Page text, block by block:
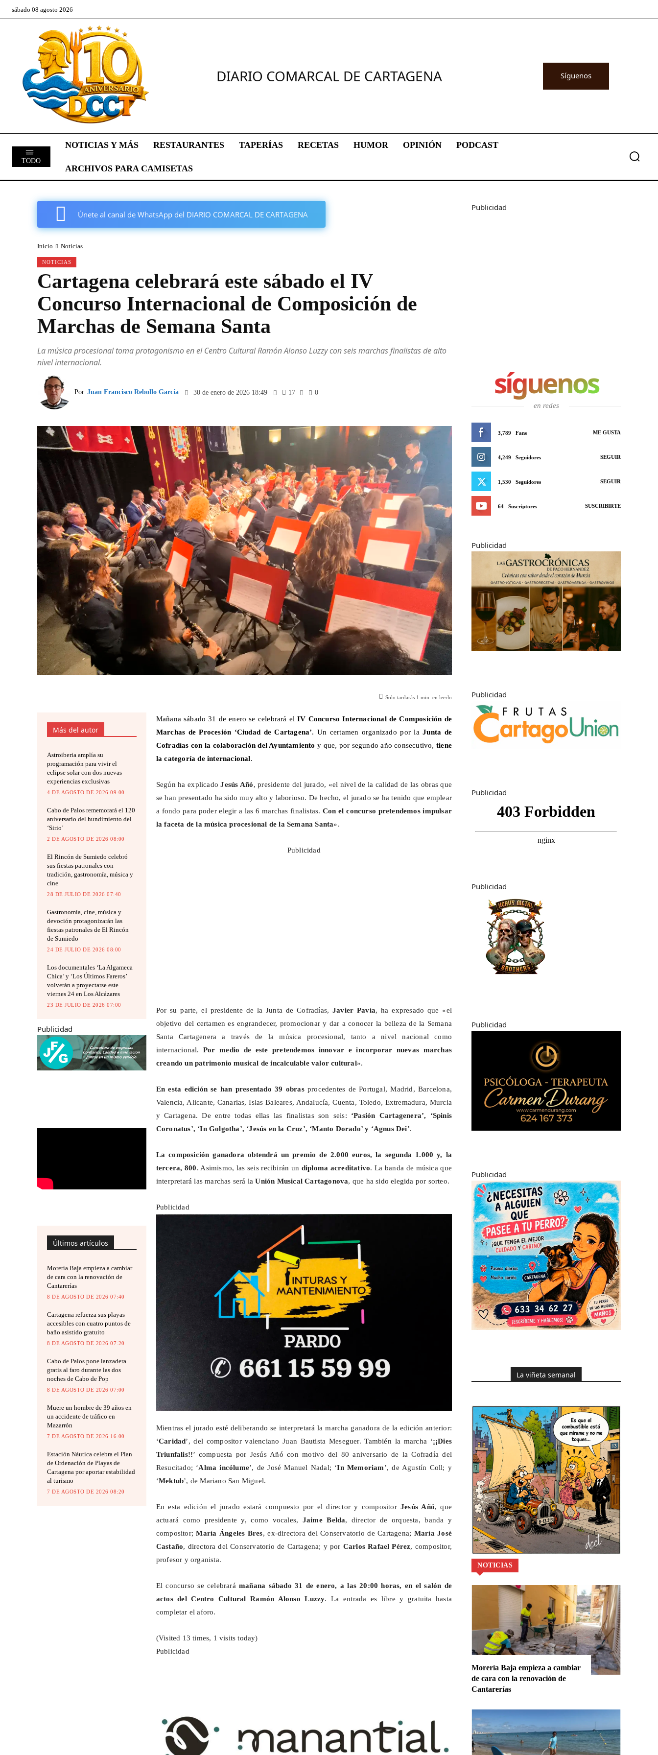
sábado 08 agosto 2026
DIARIO COMARCAL DE CARTAGENA Síguenos
TODO
NOTICIAS Y MÁS RESTAURANTES TAPERÍAS RECETAS HUMOR OPINIÓN PODCAST
ARCHIVOS PARA CAMISETAS
Únete al canal de WhatsApp del DIARIO COMARCAL DE CARTAGENA
Inicio Noticias
NOTICIAS
Cartagena celebrará este sábado el IV
Concurso Internacional de Composición de
Marchas de Semana Santa
La música procesional toma protagonismo en el Centro Cultural Ramón Alonso Luzzy con seis marchas finalistas de alto
nivel internacional.
Por Juan Francisco Rebollo García 30 de enero de 2026 18:49 17 0
Solo tardarás 1 min. en leerlo
Más del autor
Astroiberia amplía su
programación para vivir el
eclipse solar con dos nuevas
experiencias exclusivas
4 DE AGOSTO DE 2026 09:00
Cabo de Palos rememorará el 120
aniversario del hundimiento del
‘Sirio’
2 DE AGOSTO DE 2026 08:00
El Rincón de Sumiedo celebró
sus fiestas patronales con
tradición, gastronomía, música y
cine
28 DE JULIO DE 2026 07:40
Gastronomía, cine, música y
devoción protagonizarán las
fiestas patronales de El Rincón
de Sumiedo
24 DE JULIO DE 2026 08:00
Los documentales ‘La Algameca
Chica’ y ‘Los Últimos Fareros’
volverán a proyectarse este
viernes 24 en Los Alcázares
23 DE JULIO DE 2026 07:00
Publicidad
Últimos artículos
Morería Baja empieza a cambiar
de cara con la renovación de
Cantarerías
8 DE AGOSTO DE 2026 07:40
Cartagena refuerza sus playas
accesibles con cuatro puntos de
baño asistido gratuito
8 DE AGOSTO DE 2026 07:20
Cabo de Palos pone lanzadera
gratis al faro durante las dos
noches de Cabo de Pop
8 DE AGOSTO DE 2026 07:00
Muere un hombre de 39 años en
un accidente de tráfico en
Mazarrón
7 DE AGOSTO DE 2026 16:00
Estación Náutica celebra el Plan
de Ordenación de Playas de
Cartagena por aportar estabilidad
al turismo
7 DE AGOSTO DE 2026 08:20
Mañana sábado 31 de enero se celebrará elIV Concurso Internacional de Composición de
Marchas de Procesión ‘Ciudad de Cartagena’. Un certamen organizado por laJunta de
Cofradías con la colaboración del Ayuntamiento y que, por segundo año consecutivo,tiene
la categoría de internacional.
Según ha explicadoJesús Añó, presidente del jurado, «el nivel de la calidad de las obras que
se han presentado ha sido muy alto y laborioso. De hecho, el jurado se ha tenido que emplear
a fondo para poder elegir a las 6 marchas finalistas.Con el concurso pretendemos impulsar
la faceta de la música procesional de la Semana Santa».
Publicidad
Por su parte, el presidente de la Junta de Cofradías, Javier Pavía, ha expresado que «el
objetivo del certamen es engrandecer, promocionar y dar a conocer la belleza de la Semana
Santa Cartagenera a través de la música procesional, tanto a nivel nacional como
internacional.Por medio de este pretendemos innovar e incorporar nuevas marchas
creando un patrimonio musical de incalculable valor cultural».
En esta edición se han presentado 39 obrasprocedentes de Portugal, Madrid, Barcelona,
Valencia, Alicante, Canarias, Islas Baleares, Andalucía, Cuenta, Toledo, Extremadura, Murcia
y Cartagena. De entre todas ellas las finalistas son seis: ‘Pasión Cartagenera’, ‘Spinis
Coronatus’, ‘In Golgotha’, ‘Jesús en la Cruz’, ‘Manto Dorado’ y ‘Agnus Dei’.
La composición ganadora obtendrá un premio de 2.000 euros, la segunda 1.000 y, la
tercera, 800. Asimismo, las seis recibirán un diploma acreditativo. La banda de música que
interpretará las marchas será laUnión Musical Cartagonova, que ha sido elegida por sorteo.
Publicidad
Mientras el jurado esté deliberando se interpretará la marcha ganadora de la edición anterior:
‘Caridad’, del compositor valenciano Juan Bautista Meseguer. También la marcha ‘¡¡Dies
Triunfalis!!’ compuesta por Jesús Añó con motivo del 80 aniversario de la Cofradía del
Resucitado; ‘Alma incólume’, de José Manuel Nadal; ‘In Memoriam’, de Agustín Coll; y
‘Mektub’, de Mariano San Miguel.
En esta edición el jurado estará compuesto por el director y compositorJesús Añó, que
actuará como presidente y, como vocales, Jaime Belda, director de orquesta, banda y
compositor;María Ángeles Bres,ex-directora del Conservatorio de Cartagena; María José
Castaño, directora del Conservatorio de Cartagena; y por Carlos Rafael Pérez, compositor,
profesor y organista.
El concurso se celebrarámañana sábado 31 de enero, a las 20:00 horas, en el salón de
actos del Centro Cultural Ramón Alonso Luzzy. La entrada es libre y gratuita hasta
completar el aforo.
(Visited 13 times, 1 visits today)
Publicidad
Publicidad
síguenos
en redes
3,789 Fans ME GUSTA
4,249 Seguidores SEGUIR
1,530 Seguidores SEGUIR
64 Suscriptores SUSCRIBIRTE
Publicidad
Publicidad
Publicidad
Publicidad
Publicidad
Publicidad
La viñeta semanal
NOTICIAS
Morería Baja empieza a cambiar
de cara con la renovación de
Cantarerías